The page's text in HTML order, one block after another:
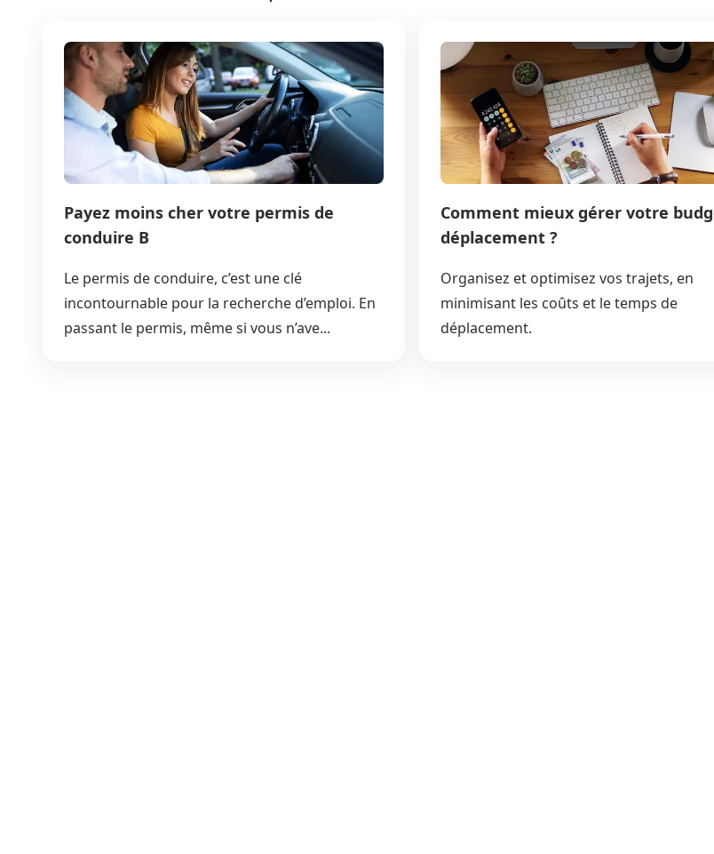
Payez moins cher votre permis de
conduire B
Le permis de conduire, c’est une clé
incontournable pour la recherche d’emploi. En
passant le permis, même si vous n’ave...
Comment mieux gérer votre
déplacement ?
Organisez et optimisez vos trajets, en
minimisant les coûts et le temps de
déplacement.